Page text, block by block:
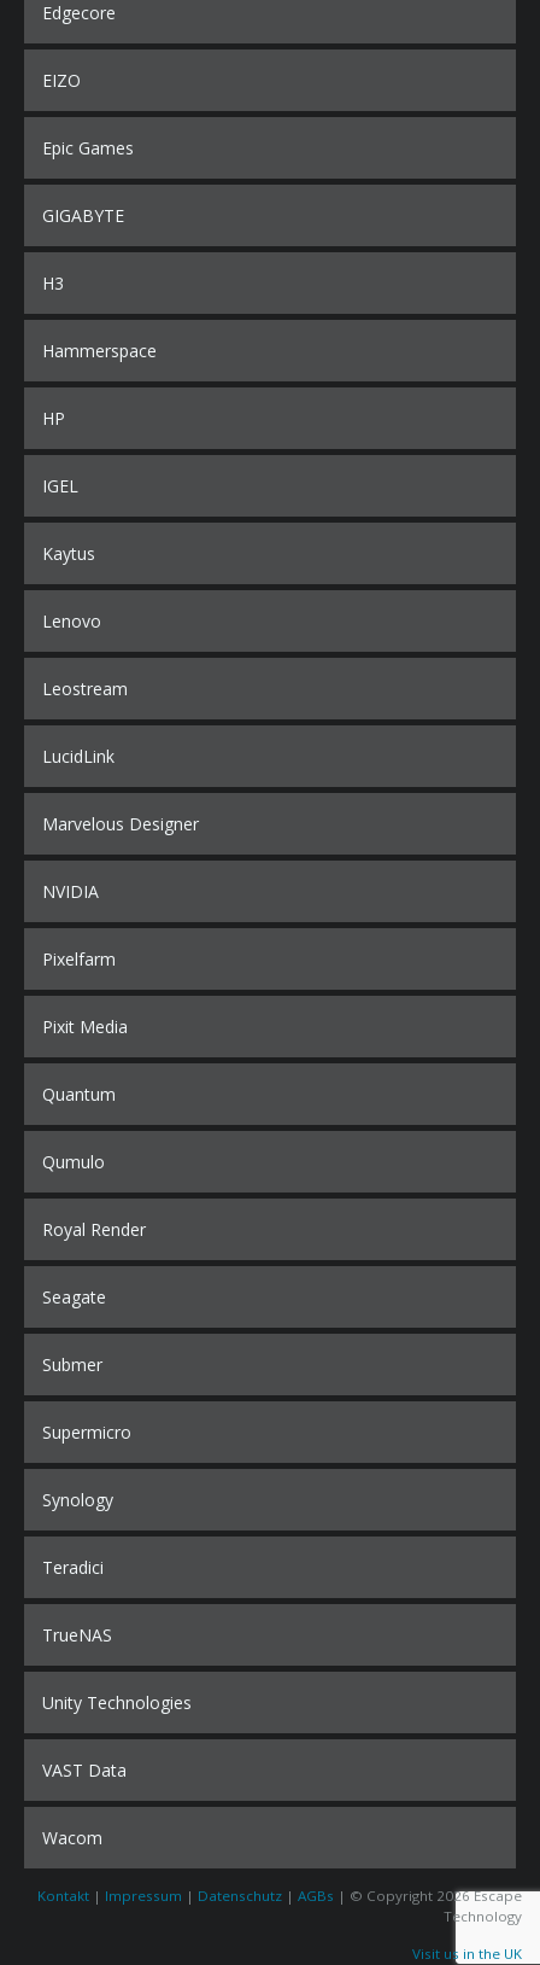
Edgecore
EIZO
Epic Games
GIGABYTE
H3
Hammerspace
HP
IGEL
Kaytus
Lenovo
Leostream
LucidLink
Marvelous Designer
NVIDIA
Pixelfarm
Pixit Media
Quantum
Qumulo
Royal Render
Seagate
Submer
Supermicro
Synology
Teradici
TrueNAS
Unity Technologies
VAST Data
Wacom
Kontakt | Impressum | Datenschutz | AGBs | © Copyright 2026 Escape
Technology
Visit us in the UK